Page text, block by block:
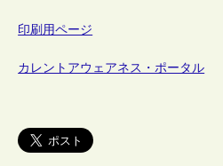
印刷用ページ
カレントアウェアネス・ポータル